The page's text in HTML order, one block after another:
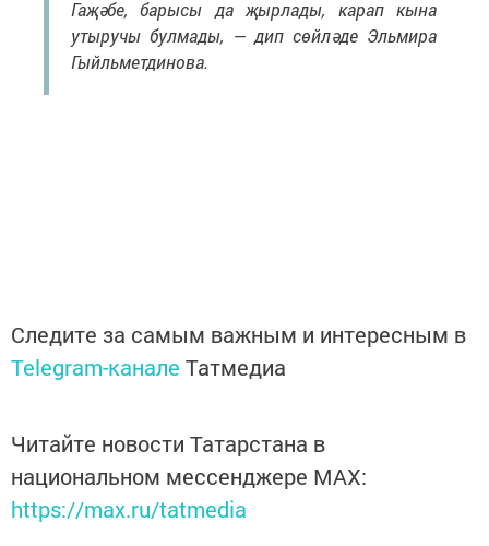
Гаҗәбе, барысы да җырлады, карап кына
утыручы булмады, — дип сөйләде Эльмира
Гыйльметдинова.
Следите за самым важным и интересным в
Telegram-канале Татмедиа
Читайте новости Татарстана в
национальном мессенджере MАХ:
https://max.ru/tatmedia